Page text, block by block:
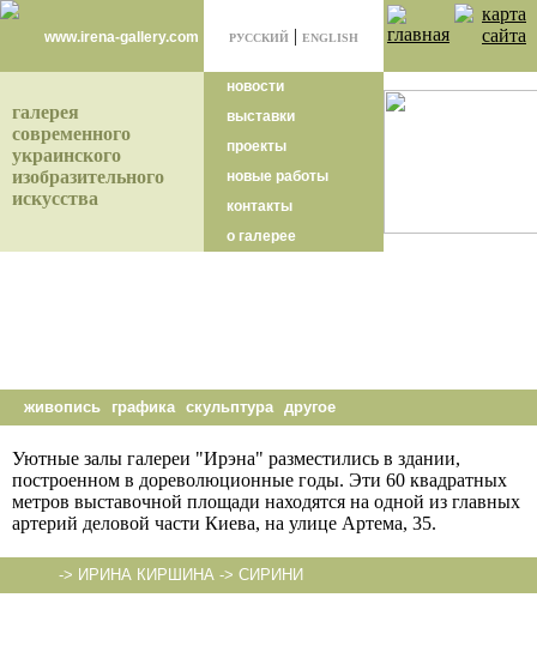
www.irena-gallery.com РУССКИЙ | ENGLISH
галерея
современного
украинского
изобразительного
искусства
новости
выставки
проекты
новые работы
контакты
о галерее
живопись графика скульптура другое
Уютные залы галереи "Ирэна" разместились в здании,
построенном в дореволюционные годы. Эти 60 квадратных
метров выставочной площади находятся на одной из главных
артерий деловой части Киева, на улице Артема, 35.
-> ИРИНА КИРШИНА -> СИРИНИ